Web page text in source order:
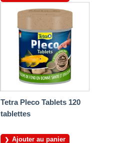
Tetra Pleco Tablets 120
tablettes
Ajouter au panier